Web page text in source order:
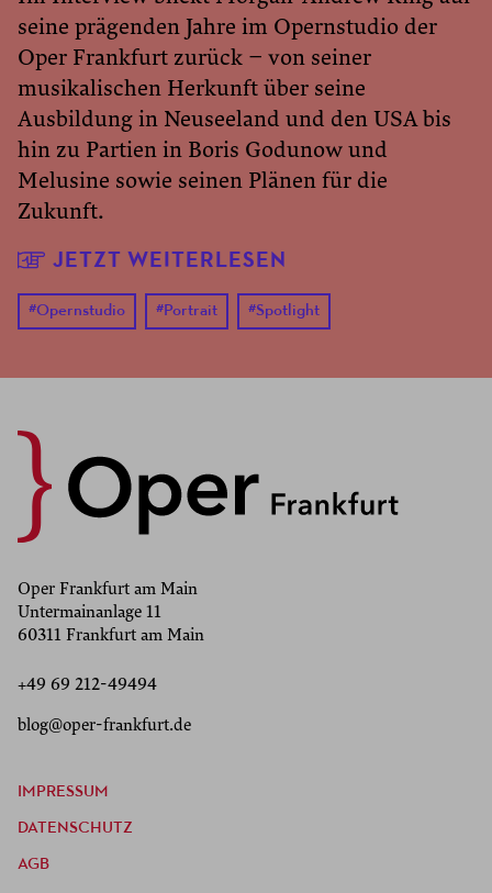
seine prägenden Jahre im Opernstudio der
Oper Frankfurt zurück – von seiner
musikalischen Herkunft über seine
Ausbildung in Neuseeland und den USA bis
hin zu Partien in Boris Godunow und
Melusine sowie seinen Plänen für die
Zukunft.
JETZT WEITERLESEN
#Opernstudio #Portrait #Spotlight
Oper Frankfurt am Main
Untermainanlage 11
60311 Frankfurt am Main
+49 69 212-49494
blog@oper-frankfurt.de
IMPRESSUM
DATENSCHUTZ
AGB